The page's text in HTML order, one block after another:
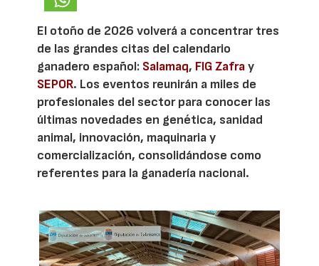
El otoño de 2026 volverá a concentrar tres
de las grandes citas del calendario
ganadero español: Salamaq, FIG Zafray
SEPOR. Los eventos reunirán a miles de
profesionales del sector para conocer las
últimas novedades en genética, sanidad
animal, innovación, maquinaria y
comercialización, consolidándose como
referentes para la ganadería nacional.